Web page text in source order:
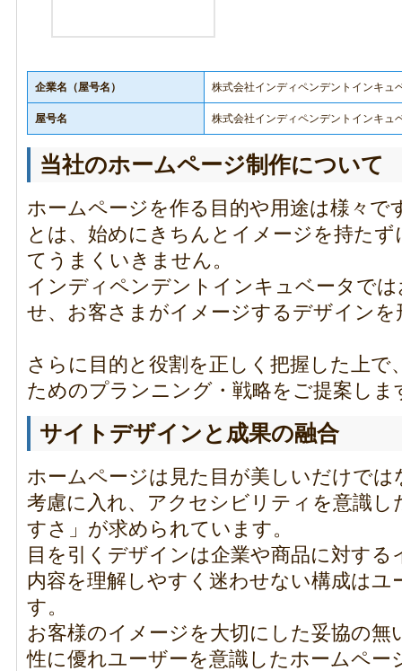
企業名（屋号名） 株式会社インディペンデントインキュ
屋号名 株式会社インディペンデントインキュ
当社のホームページ制作について
ホームページを作る目的や用途は様々で
とは、始めにきちんとイメージを持た
てうまくいきません。
インディペンデントインキュベータで
せ、お客さまがイメージするデザインを
さらに目的と役割を正しく把握した上
ためのプランニング・戦略をご提案しま
サイトデザインと成果の融合
ホームページは見た目が美しいだけで
考慮に入れ、アクセシビリティを意識
すさ」が求められています。
目を引くデザインは企業や商品に対す
内容を理解しやすく迷わせない構成はユ
す。
お客様のイメージを大切にした妥協の
性に優れユーザーを意識したホームペ